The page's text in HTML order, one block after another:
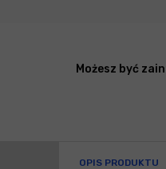
Możesz być
OPIS PRODUKTU